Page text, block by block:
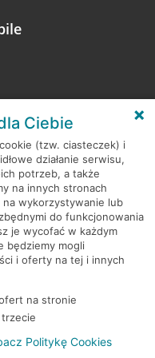
prawa zastrzeżone
Ciebie
(tzw. ciasteczek) i
działanie serwisu,
potrzeb, a także
na innych stronach
wykorzystywanie lub
do funkcjonowania
je wycofać w każdym
będziemy mogli
i oferty na tej i innych
na stronie
Politykę Cookies